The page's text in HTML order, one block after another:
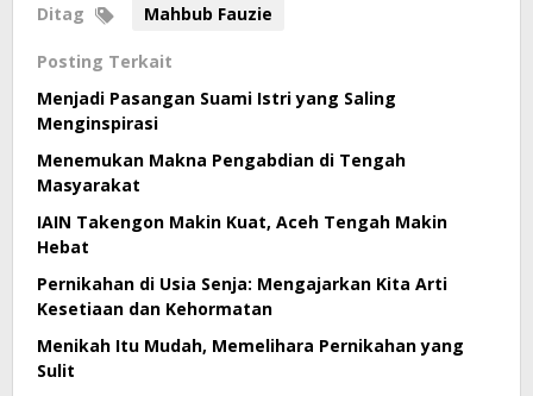
Ditag Mahbub Fauzie
Posting Terkait
Menjadi Pasangan Suami Istri yang Saling
Menginspirasi
Menemukan Makna Pengabdian di Tengah
Masyarakat
IAIN Takengon Makin Kuat, Aceh Tengah Makin
Hebat
Pernikahan di Usia Senja: Mengajarkan Kita Arti
Kesetiaan dan Kehormatan
Menikah Itu Mudah, Memelihara Pernikahan yang
Sulit